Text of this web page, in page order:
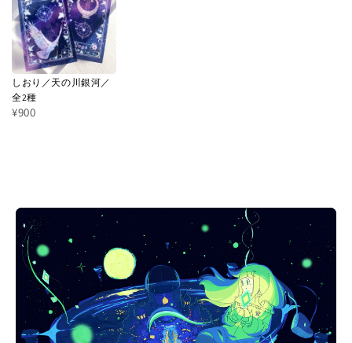
しおり／天の川銀河／
全2種
¥900